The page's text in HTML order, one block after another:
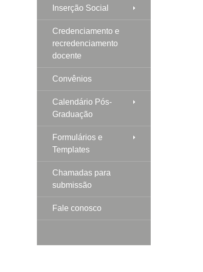
Inserção Social
Credenciamento e
recredenciamento
docente
Convênios
Calendário Pós-
Graduação
Formulários e
Templates
Chamadas para
submissão
Fale conosco